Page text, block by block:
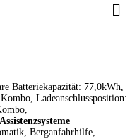
Batteriekapazität: 77,0kWh,
Ladeanschlussposition:
Assistenzsysteme
Berganfahrhilfe,